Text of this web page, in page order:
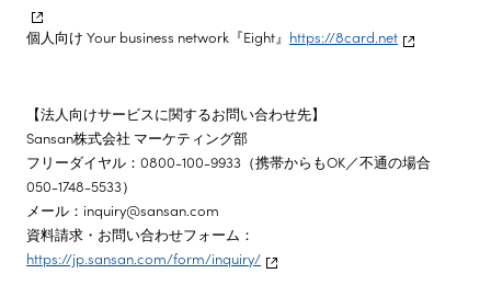
個人向け Your business network『Eight』 https://8card.net
【法人向けサービスに関するお問い合わせ先】
Sansan株式会社 マーケティング部
フリーダイヤル：0800-100-9933（携帯からもOK／不通の場合
050-1748-5533）
メール：inquiry@sansan.com
資料請求・お問い合わせフォーム：
https://jp.sansan.com/form/inquiry/